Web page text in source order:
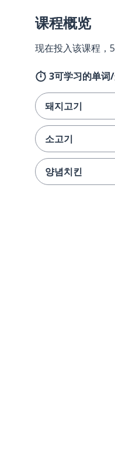
课程概览
现在投入该课程，
3可学习的单词
돼지고기
소고기
양념치킨